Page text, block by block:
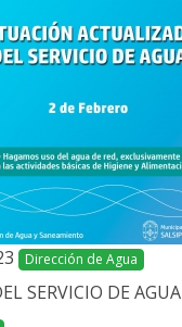
Dirección de Agua
SERVICIO DE AGUA